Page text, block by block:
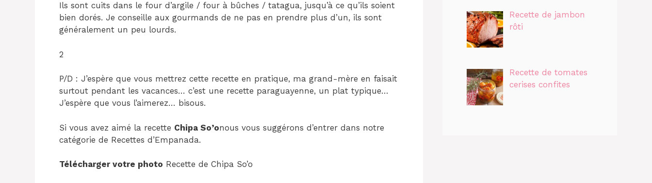
Ils sont cuits dans le four d’argile / four à bûches / tatagua, jusqu’à ce qu’ils soient
bien dorés. Je conseille aux gourmands de ne pas en prendre plus d’un, ils sont
généralement un peu lourds.
2
P/D : J’espère que vous mettrez cette recette en pratique, ma grand-mère en faisait
surtout pendant les vacances… c’est une recette paraguayenne, un plat typique…
J’espère que vous l’aimerez… bisous.
Si vous avez aimé la recette Chipa So’onous vous suggérons d’entrer dans notre
catégorie de Recettes d’Empanada.
Télécharger votre photo Recette de Chipa So’o
Recette de jambon
rôti
Recette de tomates
cerises confites